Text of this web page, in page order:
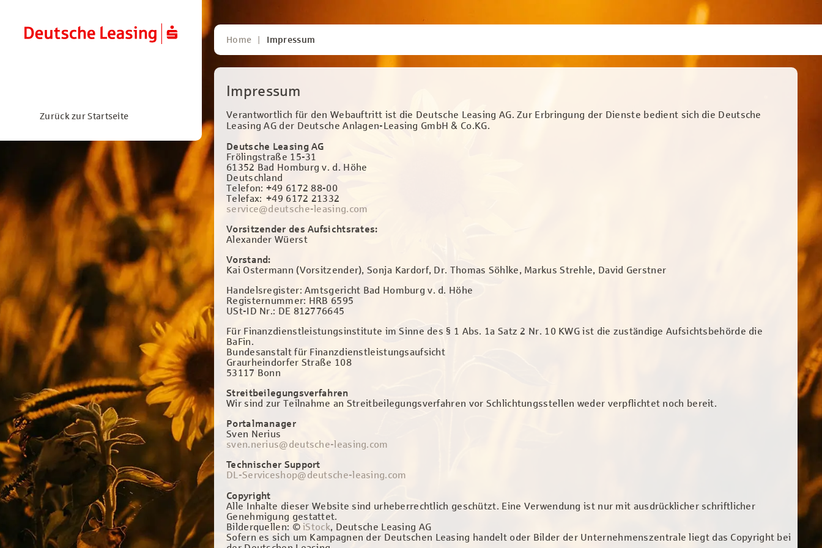
Home Impressum
Zurück zur Startseite
Impressum
Verantwortlich für den Webauftritt ist die Deutsche Leasing AG. Zur Erbringung der Dienste bedient sich die Deutsche
Leasing AG der Deutsche Anlagen-Leasing GmbH & Co.KG.
Deutsche Leasing AG
Frölingstraße 15-31
61352 Bad Homburg v. d. Höhe
Deutschland
Telefon: +49 6172 88-00
Telefax: +49 6172 21332
service@deutsche-leasing.com
Vorsitzender des Aufsichtsrates:
Alexander Wüerst
Vorstand:
Kai Ostermann (Vorsitzender), Sonja Kardorf, Dr. Thomas Söhlke, Markus Strehle, David Gerstner
Handelsregister: Amtsgericht Bad Homburg v. d. Höhe
Registernummer: HRB 6595
USt-ID Nr.: DE 812776645
Für Finanzdienstleistungsinstitute im Sinne des § 1 Abs. 1a Satz 2 Nr. 10 KWG ist die zuständige Aufsichtsbehörde die
BaFin.
Bundesanstalt für Finanzdienstleistungsaufsicht
Graurheindorfer Straße 108
53117 Bonn
Streitbeilegungsverfahren
Wir sind zur Teilnahme an Streitbeilegungsverfahren vor Schlichtungsstellen weder verpflichtet noch bereit.
Portalmanager
Sven Nerius
sven.nerius@deutsche-leasing.com
Technischer Support
DL-Serviceshop@deutsche-leasing.com
Copyright
Alle Inhalte dieser Website sind urheberrechtlich geschützt. Eine Verwendung ist nur mit ausdrücklicher schriftlicher
Genehmigung gestattet.
Bilderquellen: ©iStock, Deutsche Leasing AG
Sofern es sich um Kampagnen der Deutschen Leasing handelt oder Bilder der Unternehmenszentrale liegt das Copyright bei